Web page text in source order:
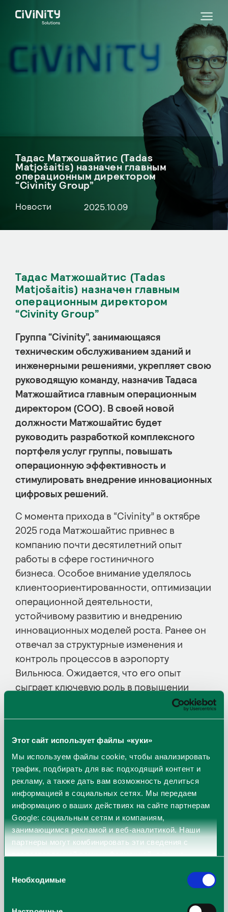
Этот сайт использует файлы «куки»
Мы используем файлы cookie, чтобы анализировать
трафик, подбирать для вас подходящий контент и
рекламу, а также дать вам возможность делиться
информацией в социальных сетях. Мы передаем
информацию о ваших действиях на сайте партнерам
Google: социальным сетям и компаниям,
занимающимся рекламой и веб-аналитикой. Наши
партнеры могут комбинировать эти сведения с
предоставленной вами информацией, а также
вами их сервисов.
согласия
Необходимые
Тадас Матжошайтис (Tadas
Matjošaitis) назначен главным
операционным директором
“Civinity Group”
Новости 2025.10.09
Тадас Матжошайтис (Tadas
Matjošaitis) назначен главным
операционным директором
“Civinity Group”
Группа “Civinity”, занимающаяся
техническим обслуживанием зданий и
инженерными решениями, укрепляет свою
руководящую команду, назначив Тадаса
Матжошайтиса главным операционным
директором (COO). В своей новой
должности Матжошайтис будет
руководить разработкой комплексного
портфеля услуг группы, повышать
операционную эффективность и
стимулировать внедрение инновационных
цифровых решений.
С момента прихода в “Civinity” в октябре
2025 года Матжошайтис привнес в
компанию почти десятилетний опыт
работы в сфере гостиничного
бизнеса. Особое внимание уделялось
клиентоориентированности, оптимизации
операционной деятельности,
устойчивому развитию и внедрению
инновационных моделей роста. Ранее он
отвечал за структурные изменения и
контроль процессов в аэропорту
Вильнюса. Ожидается, что его опыт
сыграет ключевую роль в повышении
стандартов качества обслуживания
«На протяжении всей своей карьеры в
сфере обслуживания и гостиничном
бизнесе я сосредоточивался на
стимулировании инноваций, оптимизации
процессов и поощрении творческого
процесса в работе, что позволяло моим
командам постоянно превосходить
ожидания клиентов. Теперь я рад принести
обслуживания и формированию будущего
Тадас Матжошайтис, операционный